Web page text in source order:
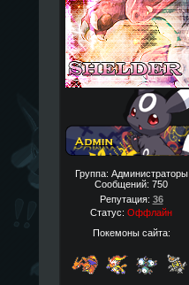
Группа: Администраторы
Сообщений: 750
Репутация: 36
Статус: Оффлайн
Покемоны сайта: